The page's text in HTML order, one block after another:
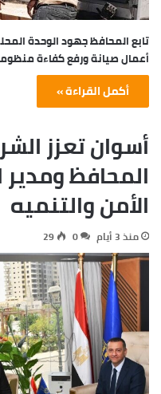
تابع المحافظ جهود الوحدة
أعمال صيانة ورفع كفاءة
أكمل القراءة »
أسوان تعزز
المحافظ ومدير
الأمن والتنميه
منذ 3 أيام 0
29